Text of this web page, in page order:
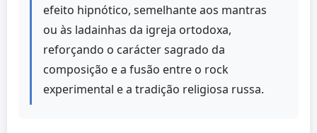
efeito hipnótico, semelhante aos mantras
ou às ladainhas da igreja ortodoxa,
reforçando o carácter sagrado da
composição e a fusão entre o rock
experimental e a tradição religiosa russa.